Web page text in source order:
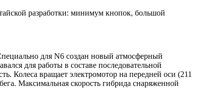
разработки: минимум кнопок, большой
для N6 создан новый атмосферный
для работы в составе последовательной
Колеса вращает электромотор на передней оси (211
Максимальная скорость гибрида снаряженной